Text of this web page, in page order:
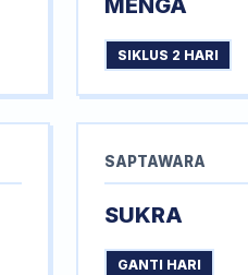
MENGA
SIKLUS 2 HARI
SAPTAWARA
SUKRA
GANTI HARI